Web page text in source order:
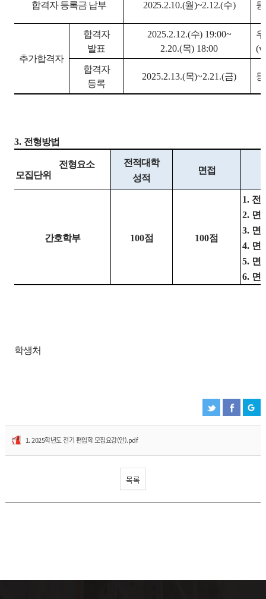
합격자 등록금 납부 2025.2.10.(월)~2.12.(수)
추가합격자
합격자
발표
2025.2.12.(수) 19:00~
2.20.(목) 18:00
(
합격자
등록
2025.2.13.(목)~2.21.(금)
3. 전형방법
전형요소
모집단위
전적대학
성적
면접
간호학부 100점 100점
1. 전
2. 면
3. 면
4. 면
5. 면
6. 면
학생처
1. 2025학년도 전기 편입학 모집요강(안).pdf
목록